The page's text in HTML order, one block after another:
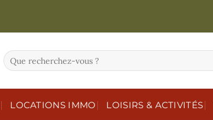
LOCATIONS IMMO LOISIRS & ACTIVITÉS